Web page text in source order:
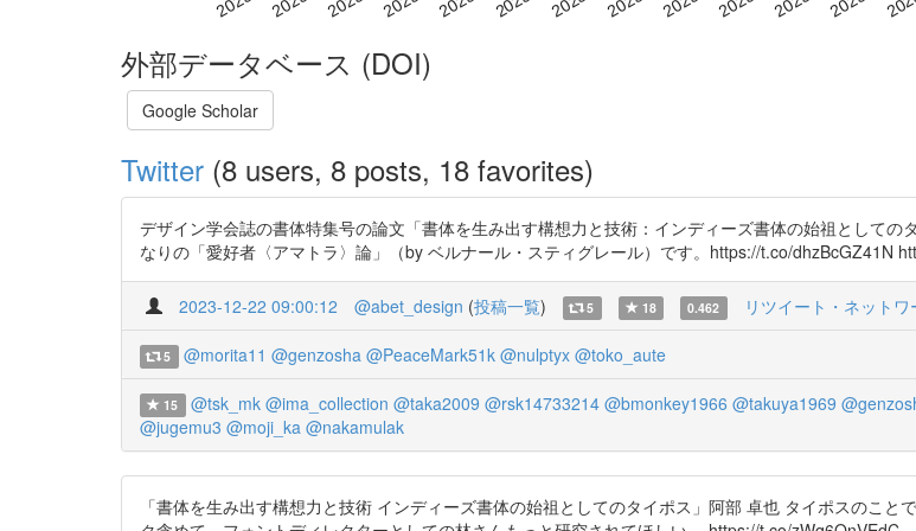
外部データベース (DOI)
Google Scholar
Twitter (8 users, 8 posts, 18 favorites)
デザイン学会誌の書体特集号の論文「書体を生み出す構想力と技術：インディーズ書体の始祖として
なりの「愛好者〈アマトラ〉論」（by ベルナール・スティグレール）です。https://t.co/dhzBcGZ41N
2023-12-22 09:00:12 @abet_design (投稿一覧) 5 18 0.462 リツイート・ネットワ
5 @morita11 @genzosha @PeaceMark51k @nulptyx @toko_aute
15 @tsk_mk @ima_collection @taka2009 @rsk14733214 @bmonkey1966 @takuya1969
@jugemu3 @moji_ka @nakamulak
「書体を生み出す構想力と技術 インディーズ書体の始祖としてのタイポス」阿部 卓也 タイポスのこ